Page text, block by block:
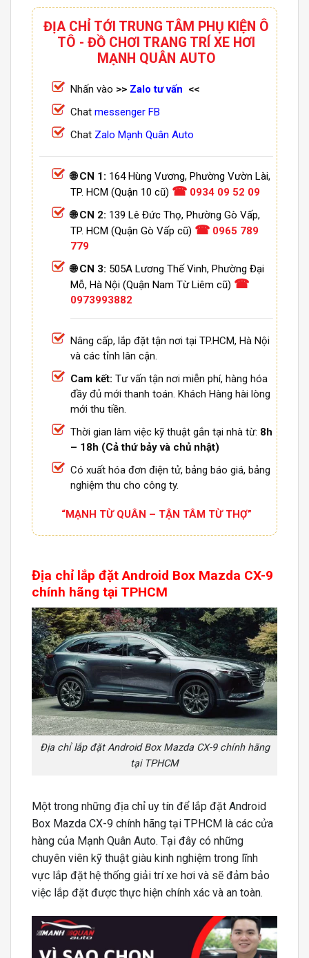
ĐỊA CHỈ TỚI TRUNG TÂM PHỤ KIỆN Ô
TÔ - ĐỒ CHƠI TRANG TRÍ XE HƠI
MẠNH QUÂN AUTO
Nhấn vào >> Zalo tư vấn <<
Chat messenger FB
Chat Zalo Mạnh Quân Auto
🌐 CN 1: 164 Hùng Vương, Phường Vườn Lài,
TP. HCM (Quận 10 cũ) ☎ 0934 09 52 09
🌐 CN 2: 139 Lê Đức Thọ, Phường Gò Vấp,
TP. HCM (Quận Gò Vấp cũ) ☎ 0965 789
779
🌐 CN 3: 505A Lương Thế Vinh, Phường Đại
Mỗ, Hà Nội (Quận Nam Từ Liêm cũ) ☎
0973993882
Nâng cấp, lắp đặt tận nơi tại TP.HCM, Hà Nội
và các tỉnh lân cận.
Cam kết: Tư vấn tận nơi miễn phí, hàng hóa
đầy đủ mới thanh toán. Khách Hàng hài lòng
mới thu tiền.
Thời gian làm việc kỹ thuật gắn tại nhà từ: 8h
– 18h (Cả thứ bảy và chủ nhật)
Có xuất hóa đơn điện tử, bảng báo giá, bảng
nghiệm thu cho công ty.
“MẠNH TỪ QUÂN – TẬN TÂM TỪ THỢ”
Địa chỉ lắp đặtAndroid Box Mazda CX-9
chính hãng tại TPHCM
Địa chỉ lắp đặt Android Box Mazda CX-9 chính hãng
tại TPHCM
Một trong những địa chỉ uy tín để lắp đặt Android
Box Mazda CX-9 chính hãng tại TPHCM là các cửa
hàng của Mạnh Quân Auto. Tại đây có những
chuyên viên kỹ thuật giàu kinh nghiệm trong lĩnh
vực lắp đặt hệ thống giải trí xe hơi và sẽ đảm bảo
việc lắp đặt được thực hiện chính xác và an toàn.